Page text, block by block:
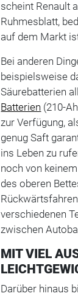
scheint Renault
Ruhmesblatt,
auf dem Markt
Bei anderen
beispielsweise
Säurebatterien
Batterien (210-
zur Verfügung,
genug Saft
ins Leben zu
noch von
des oberen
verschiedenen
zwischen
MIT VIEL
Darüber hinaus